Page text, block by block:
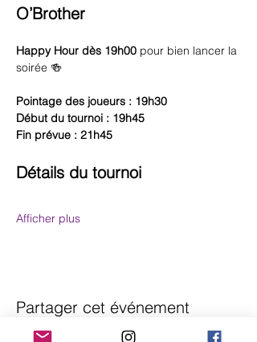
O’Brother
Happy Hour dès 19h00 pour bien lancer la
soirée 🍻
Pointage des joueurs : 19h30
Début du tournoi : 19h45
Fin prévue : 21h45
Détails du tournoi
Afficher plus
Partager cet événement